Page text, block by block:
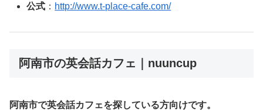
公式 ： http://www.t-place-cafe.com/
阿南市の英会話カフェ｜nuuncup
阿南市で英会話カフェを探している方向けです。